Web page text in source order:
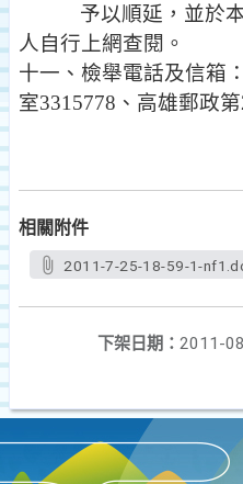
予以順延，並於
人自行上網查閱。
十一、檢舉電話及信箱
室3315778 、高雄郵政第
相關附件
2011-7-25-18-59-1-
下架日期： 2011-